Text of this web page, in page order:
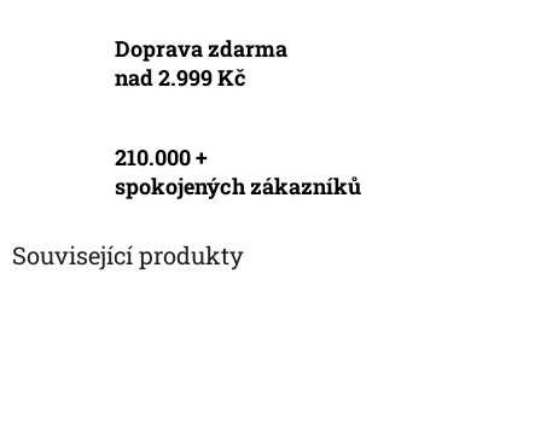
Doprava zdarma
nad 2.999 Kč
210.000 +
spokojených zákazníků
Související produkty